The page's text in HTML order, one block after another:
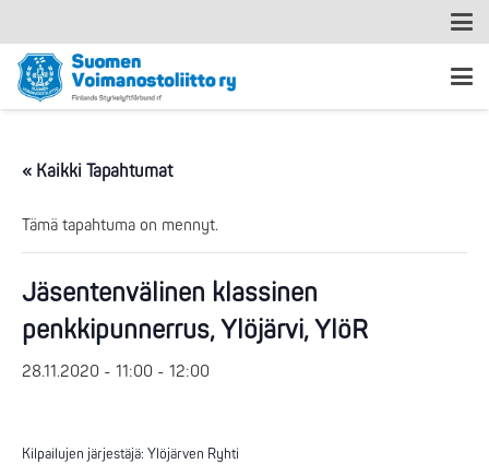
« Kaikki Tapahtumat
Tämä tapahtuma on mennyt.
Jäsentenvälinen klassinen
penkkipunnerrus, Ylöjärvi, YlöR
28.11.2020 - 11:00 - 12:00
Kilpailujen järjestäjä: Ylöjärven Ryhti